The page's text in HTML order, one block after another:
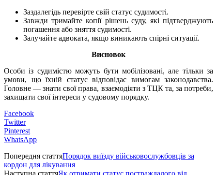
Заздалегідь перевірте свій статус судимості.
Завжди тримайте копії рішень суду, які підтверджують
погашення або зняття судимості.
Залучайте адвоката, якщо виникають спірні ситуації.
Висновок
Особи із судимістю можуть бути мобілізовані, але тільки за
умови, що їхній статус відповідає вимогам законодавства.
Головне — знати свої права, взаємодіяти з ТЦК та, за потреби,
захищати свої інтереси у судовому порядку.
Facebook
Twitter
Pinterest
WhatsApp
Попередня статтяПорядок виїзду військовослужбовців за
кордон для лікування
Наступна статтяЯк отримати статус постраждалого від